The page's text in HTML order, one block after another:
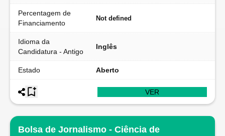
Percentagem de
Financiamento
Not defined
Idioma da
Candidatura - Antigo
Inglês
Estado Aberto
VER
Bolsa de Jornalismo - Ciência de